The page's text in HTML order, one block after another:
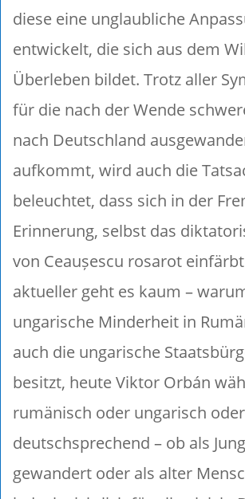
diese eine unglaubliche
entwickelt, die sich aus dem
Überleben bildet. Trotz aller
für die nach der Wende
nach Deutschland
aufkommt, wird auch die
beleuchtet, dass sich in der
Erinnerung, selbst das
von Ceaușescu rosarot
aktueller geht es kaum –
ungarische Minderheit in
auch die ungarische
besitzt, heute Viktor Orbán
rumänisch oder ungarisch oder
deutschsprechend – ob als
gewandert oder als alter